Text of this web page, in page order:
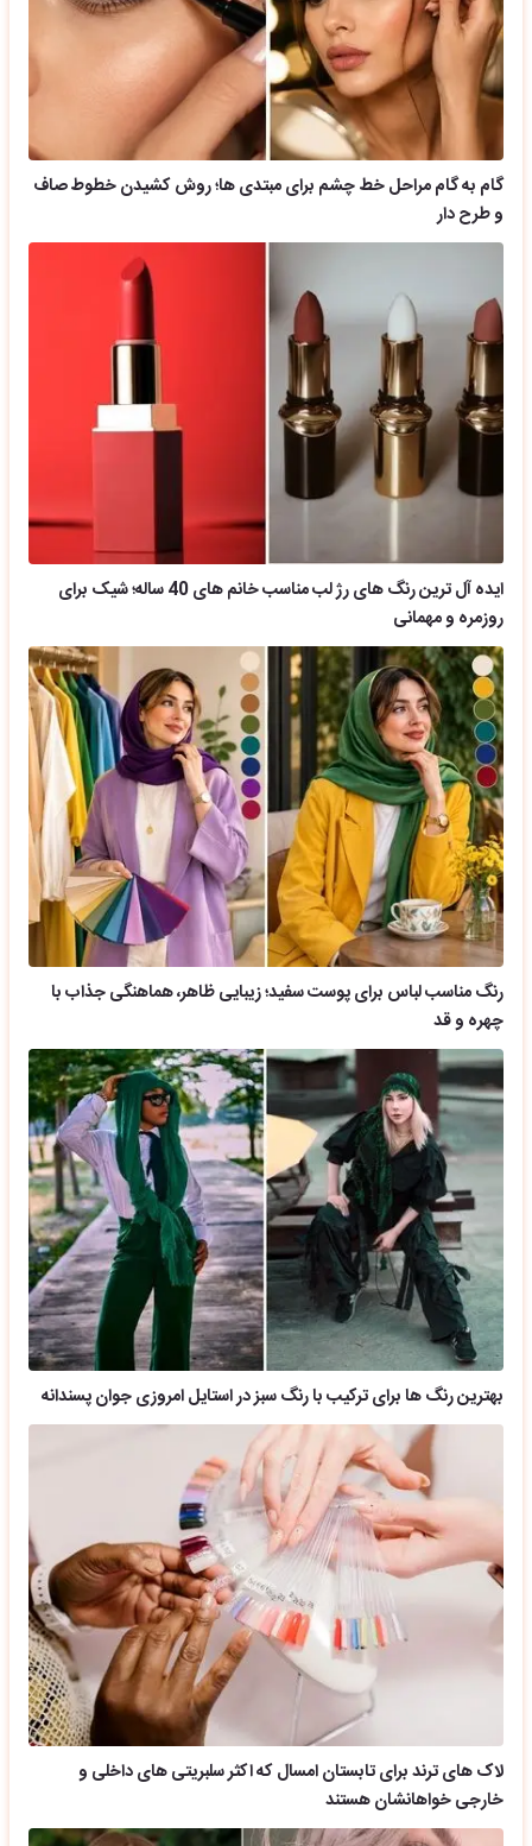
گام به گام مراحل خط چشم برای مبتدی ها؛ روش کشیدن خطوط صاف
و طرح دار
ایده آل ترین رنگ های رژ لب مناسب خانم های 40 ساله؛ شیک برای
روزمره و مهمانی
رنگ مناسب لباس برای پوست سفید؛ زیبایی ظاهر، هماهنگی جذاب با
چهره و قد
بهترین رنگ ها برای ترکیب با رنگ سبز در استایل امروزی جوان پسندانه
لاک های ترند برای تابستان امسال که اکثر سلبریتی های داخلی و
خارجی خواهانشان هستند